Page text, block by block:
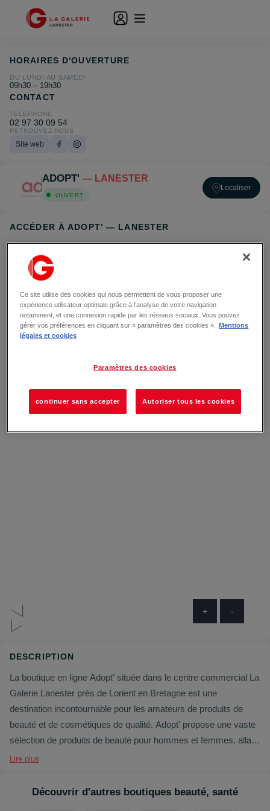
ADOPT' — LANESTER
OUVERT
Localiser
ACCÉDER À ADOPT' — LANESTER
+ -
HORAIRES D'OUVERTURE
DU LUNDI AU SAMEDI
09h30 – 19h30
CONTACT
TÉLÉPHONE
02 97 30 09 54
RETROUVEZ-NOUS
Site web
DESCRIPTION
La boutique en ligne Adopt' située dans le centre commercial La
Galerie Lanester près de Lorient en Bretagne est une
destination incontournable pour les amateurs de produits de
beauté et de cosmétiques de qualité. Adopt' propose une vaste
sélection de produits de beauté pour hommes et femmes, allant
des soins pour la peau aux produits de maquillage en passant
proposés par Adopt' sont choisis avec soin pour offrir une
Lire plus
Découvrir d'autres boutiques beauté, santé
Ce site utilise des cookies qui nous permettent de vous proposer une
expérience utilisateur optimale grâce à l’analyse de votre navigation
notamment, et une connexion rapide par les réseaux sociaux. Vous pouvez
gérer vos préférences en cliquant sur « paramètres des cookies ».
Mentions
légales et cookies
Paramètres des cookies
continuer sans accepter Autoriser tous les cookies